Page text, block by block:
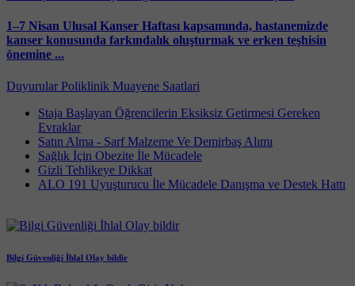
1–7 Nisan Ulusal Kanser Haftası kapsamında, hastanemizde
kanser konusunda farkındalık oluşturmak ve erken teşhisin
önemine ...
Duyurular Poliklinik Muayene Saatlari
Staja Başlayan Öğrencilerin Eksiksiz Getirmesi Gereken
Evraklar
Satın Alma - Sarf Malzeme Ve Demirbaş Alımı
Sağlık İçin Obezite İle Mücadele
Gizli Tehlikeye Dikkat
ALO 191 Uyuşturucu İle Mücadele Danışma ve Destek Hattı
Bilgi Güvenliği İhlal Olay bildir